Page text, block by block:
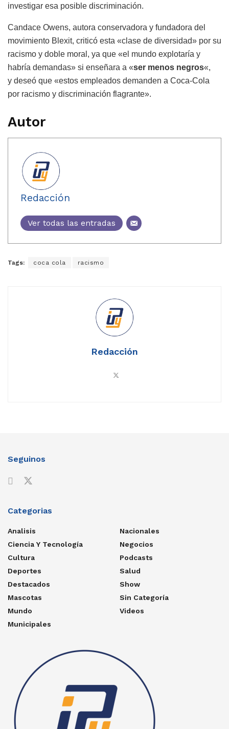
investigar esa posible discriminación.
Candace Owens, autora conservadora y fundadora del
movimiento Blexit, criticó esta «clase de diversidad» por su
racismo y doble moral, ya que «el mundo explotaría y
habría demandas» si enseñara a «ser menos negros«,
y deseó que «estos empleados demanden a Coca-Cola
por racismo y discriminación flagrante».
Autor
Redacción
Ver todas las entradas
Tags: coca cola racismo
Redacción
Seguinos
Categorias
Analisis
Ciencia Y Tecnología
Cultura
Deportes
Destacados
Mascotas
Mundo
Municipales
Nacionales
Negocios
Podcasts
Salud
Show
Sin Categoría
Videos